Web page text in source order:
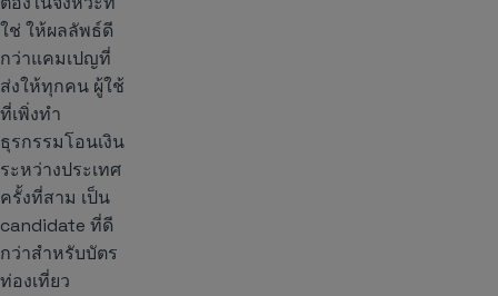
ใช่ ให้ผลลัพธ์ดี
กว่าแคมเปญที่
ส่งให้ทุกคน ผู้ใช้
ที่เพิ่งทำ
ธุรกรรมโอนเงิน
ระหว่างประเทศ
ครั้งที่สาม เป็น
candidate ที่ดี
กว่าสำหรับบัตร
ท่องเที่ยว